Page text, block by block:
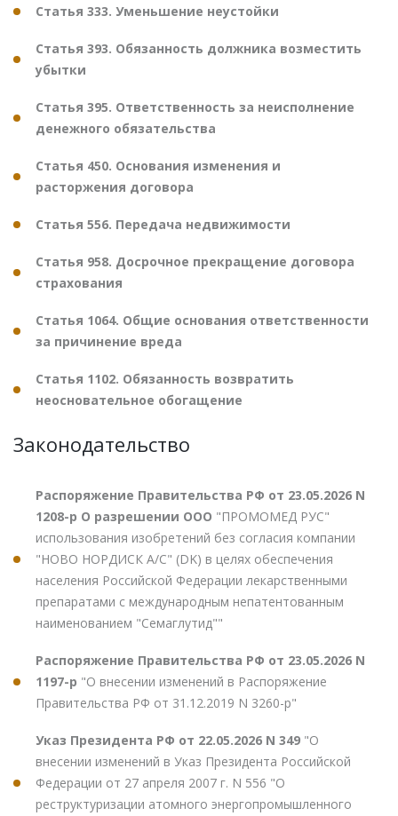
Статья 333. Уменьшение неустойки
Статья 393. Обязанность должника возместить
убытки
Статья 395. Ответственность за неисполнение
денежного обязательства
Статья 450. Основания изменения и
расторжения договора
Статья 556. Передача недвижимости
Статья 958. Досрочное прекращение договора
страхования
Статья 1064. Общие основания ответственности
за причинение вреда
Статья 1102. Обязанность возвратить
неосновательное обогащение
Законодательство
Распоряжение Правительства РФ от 23.05.2026 N
1208-р О разрешении ООО "ПРОМОМЕД РУС"
использования изобретений без согласия компании
"НОВО НОРДИСК А/С" (DK) в целях обеспечения
населения Российской Федерации лекарственными
препаратами с международным непатентованным
наименованием "Семаглутид""
Распоряжение Правительства РФ от 23.05.2026 N
1197-р "О внесении изменений в Распоряжение
Правительства РФ от 31.12.2019 N 3260-р"
Указ Президента РФ от 22.05.2026 N 349 "О
внесении изменений в Указ Президента Российской
Федерации от 27 апреля 2007 г. N 556 "О
реструктуризации атомного энергопромышленного